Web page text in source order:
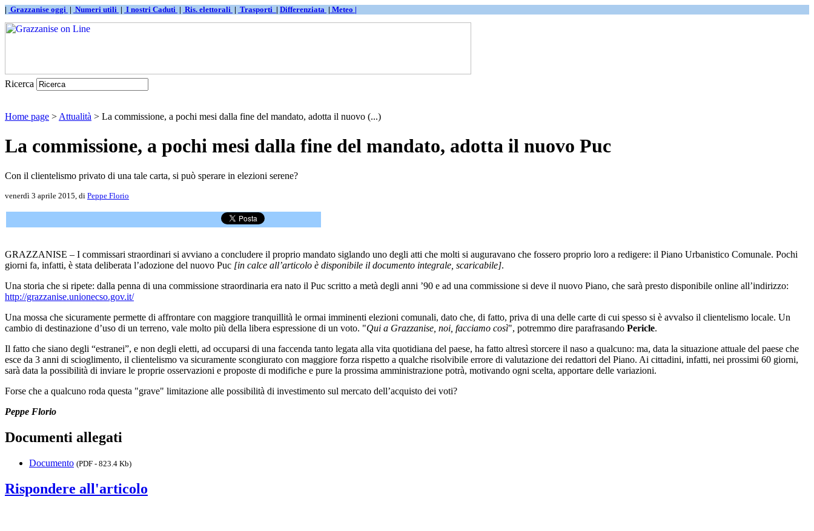
| Grazzanise oggi | Numeri utili | I nostri Caduti | Ris. elettorali | Trasporti | Differenziata | Meteo |
Ricerca
Home page > Attualità > La commissione, a pochi mesi dalla fine del mandato, adotta il nuovo (...)
La commissione, a pochi mesi dalla fine del mandato, adotta il nuovo Puc
Con il clientelismo privato di una tale carta, si può sperare in elezioni serene?
venerdì 3 aprile 2015, di Peppe Florio
GRAZZANISE – I commissari straordinari si avviano a concludere il proprio mandato siglando uno degli atti che molti si auguravano che fossero proprio loro a redigere: il Piano Urbanistico Comunale. Pochi
giorni fa, infatti, è stata deliberata l’adozione del nuovo Puc [in calce all’articolo è disponibile il documento integrale, scaricabile].
Una storia che si ripete: dalla penna di una commissione straordinaria era nato il Puc scritto a metà degli anni ’90 e ad una commissione si deve il nuovo Piano, che sarà presto disponibile online all’indirizzo:
http://grazzanise.unionecso.gov.it/
Una mossa che sicuramente permette di affrontare con maggiore tranquillità le ormai imminenti elezioni comunali, dato che, di fatto, priva di una delle carte di cui spesso si è avvalso il clientelismo locale. Un
cambio di destinazione d’uso di un terreno, vale molto più della libera espressione di un voto. "Qui a Grazzanise, noi, facciamo così", potremmo dire parafrasando Pericle.
Il fatto che siano degli “estranei”, e non degli eletti, ad occuparsi di una faccenda tanto legata alla vita quotidiana del paese, ha fatto altresì storcere il naso a qualcuno: ma, data la situazione attuale del paese che
esce da 3 anni di scioglimento, il clientelismo va sicuramente scongiurato con maggiore forza rispetto a qualche risolvibile errore di valutazione dei redattori del Piano. Ai cittadini, infatti, nei prossimi 60 giorni,
sarà data la possibilità di inviare le proprie osservazioni e proposte di modifiche e pure la prossima amministrazione potrà, motivando ogni scelta, apportare delle variazioni.
Forse che a qualcuno roda questa "grave" limitazione alle possibilità di investimento sul mercato dell’acquisto dei voti?
Peppe Florio
Documenti allegati
Documento (PDF - 823.4 Kb)
Rispondere all'articolo